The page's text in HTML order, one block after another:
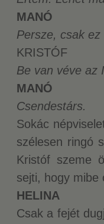
MANÓ
Persze, csak
KRISTÓF
Be van véve az
MANÓ
Csendestárs.
Sokác
szélesen ringó
Kristóf szeme
sejti, hogy mibe
HELINA
Csak a fejét